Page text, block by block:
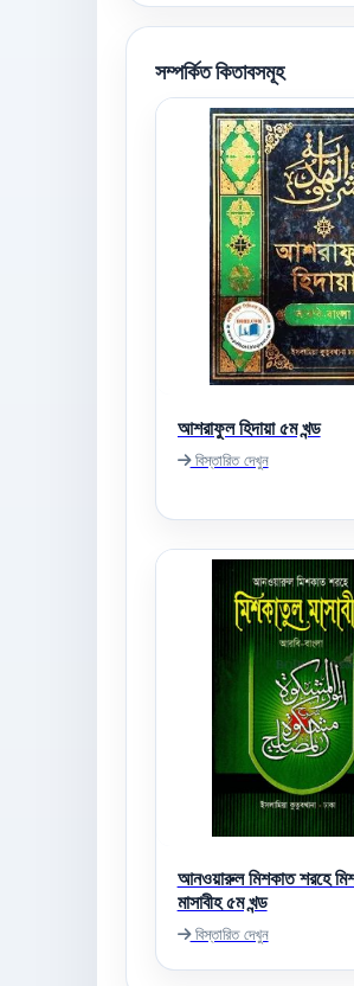
সম্পর্কিত কিতাবসমূহ
আশরাফুল হিদায়া ৫ম খন্ড
বিস্তারিত দেখুন
আনওয়ারুল মিশকাত শরহে
মাসাবীহ ৫ম খন্ড
বিস্তারিত দেখুন